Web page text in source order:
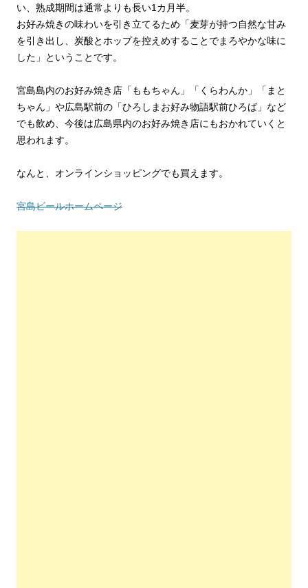
い、熟成期間は通常よりも長い1カ月半。
お好み焼きの味わいを引き立てるため「麦芽が持つ自然な甘み
を引き出し、炭酸とホップを控えめすることでまろやかな味に
した」ということです。
宮島島内のお好み焼き店「ももちゃん」「くらわんか」「まと
ちゃん」や広島駅前の「ひろしまお好み物語駅前ひろば」など
でも飲め、今後は広島県内のお好み焼き店にもおかれていくと
思われます。
なんと、オンラインショッピングでも買えます。
宮島ビールホームページ